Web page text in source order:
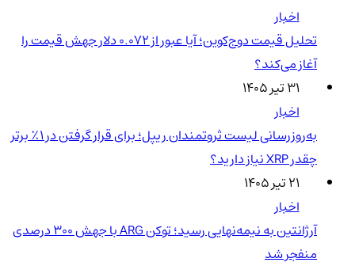
اخبار
تحلیل قیمت دوج‌کوین؛ آیا عبور از ۰.۰۷۲ دلار جهش قیمت را
آغاز می‌کند؟
۳۱ تیر ۱۴۰۵
اخبار
به‌روزرسانی لیست ثروتمندان ریپل؛ برای قرار گرفتن در ۱٪ برتر
چقدر XRP نیاز دارید؟
۲۱ تیر ۱۴۰۵
اخبار
آرژانتین به نیمه‌نهایی رسید؛ توکن ARG با جهش ۳۰۰ درصدی
منفجر شد